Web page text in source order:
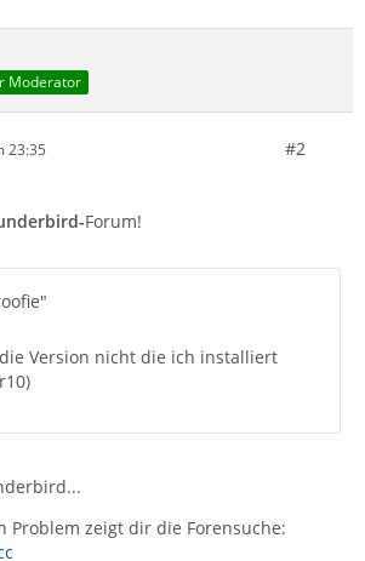
Moderator
23:35 #2
Forum!
Version nicht die ich installiert
Problem zeigt dir die Forensuche: